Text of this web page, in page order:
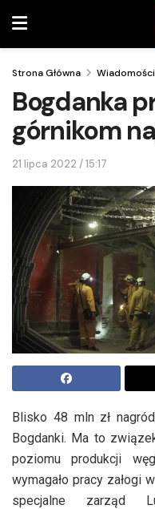
Strona Główna Wiadomości
Bogdanka
górnikom
21 lipca 2022 / 15:17
Blisko 48 mln zł
Bogdanki. Ma to
poziomu produkcji
wymagało pracy załogi
specjalne zarząd